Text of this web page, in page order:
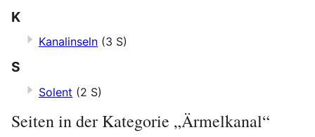
K
Kanalinseln (3 S)
S
Solent (2 S)
Seiten in der Kategorie „Ärmelkanal“